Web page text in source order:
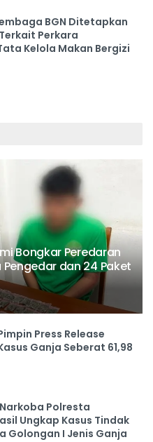
BGN Ditetapkan
Perkara
Kelola Makan Bergizi
Bongkar Peredaran
dan 24 Paket
Press Release
Ganja Seberat 61,98
Polresta
Ungkap Kasus Tindak
Golongan I Jenis Ganja